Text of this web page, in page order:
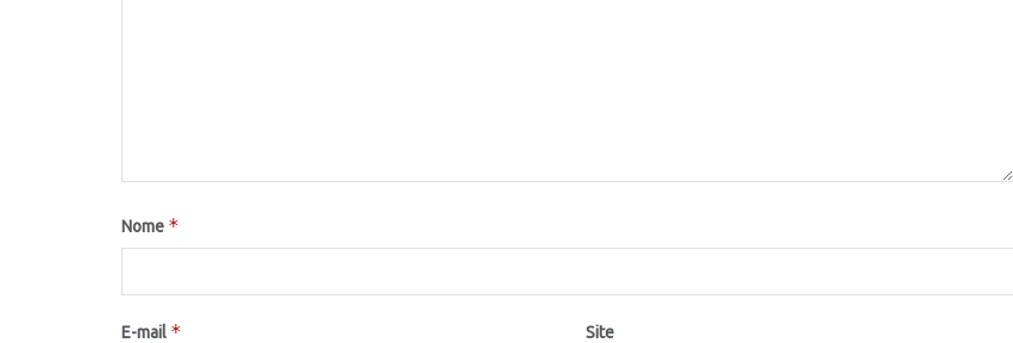
Nome *
E-mail * Site